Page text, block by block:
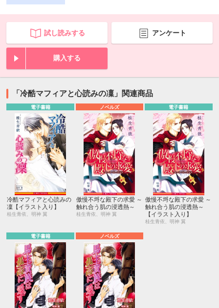
試し読みする アンケート
購入する
「冷酷マフィアと心読みの凜」関連商品
電子書籍
冷酷マフィアと心読みの
凜【イラスト入り】
桂生青依、明神 翼
ノベルズ
傲慢不埒な殿下の求愛 ～
触れ合う肌の浸透熱～
桂生青依、明神 翼
電子書籍
傲慢不埒な殿下の求愛 ～
触れ合う肌の浸透熱～
【イラスト入り】
桂生青依、明神 翼
電子書籍 ノベルズ